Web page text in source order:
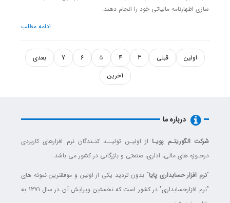
سازی اظهارنامه مالیاتی خود را انجام دهند.
ادامه مطلب
اولین قبلی 3
4
5
6
7
بعدی
آخرین
درباره ما
شرکت الگوریتـم پویـااز اولیـن تولیــد کنـندگان نرم افزارهای کاربردی
درحـوزه های مالی، اداری، صنعتی و بازرگانی در کشور می باشد.
"نرم افزار حسابداری پایا" بدون تردید یکی از اولین و موفقترین نمونه های
"نرم افزارحسابداری" در کشور است که نخستین ویرایش آن در سال 1371 به